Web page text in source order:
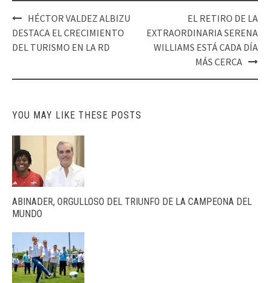
Post
navigation
HÉCTOR VALDEZ ALBIZU
DESTACA EL CRECIMIENTO
DEL TURISMO EN LA RD
EL RETIRO DE LA
EXTRAORDINARIA SERENA
WILLIAMS ESTÁ CADA DÍA
MÁS CERCA
YOU MAY LIKE THESE POSTS
ABINADER, ORGULLOSO DEL TRIUNFO DE LA CAMPEONA DEL
MUNDO